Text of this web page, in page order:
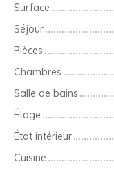
Surface
Séjour
Pièces
Chambres
Salle de bains
Étage
État intérieur
Cuisine